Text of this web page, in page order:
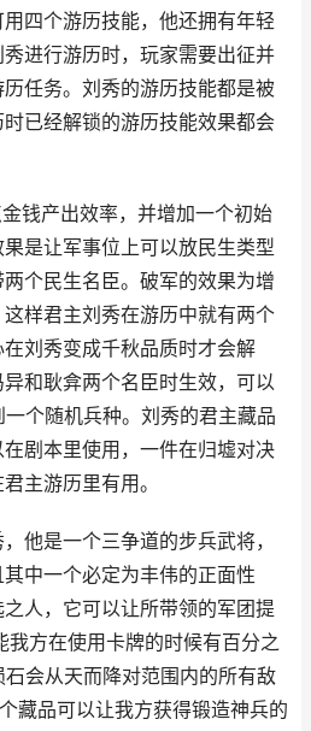
四个游历技能，他还拥有年轻
进行游历时，玩家需要出征并
任务。刘秀的游历技能都是被
已经解锁的游历技能效果都会
钱产出效率，并增加一个初始
是让军事位上可以放民生类型
个民生名臣。破军的效果为增
样君主刘秀在游历中就有两个
刘秀变成千秋品质时才会解
和耿弇两个名臣时生效，可以
个随机兵种。刘秀的君主藏品
剧本里使用，一件在归墟对决
主游历里有用。
他是一个三争道的步兵武将，
中一个必定为丰伟的正面性
人，它可以让所带领的军团提
方在使用卡牌的时候有百分之
会从天而降对范围内的所有敌
藏品可以让我方获得锻造神兵的